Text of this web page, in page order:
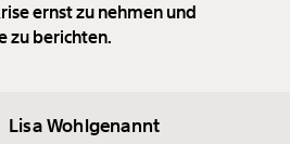
ernst zu nehmen und
zu berichten.
Lisa Wohlgenannt